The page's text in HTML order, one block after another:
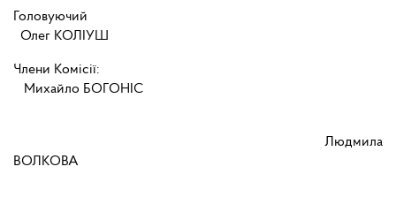
Головуючий
Олег КОЛІУШ
Члени Комісії:
Михайло БОГОНІС
Людмила
ВОЛКОВА